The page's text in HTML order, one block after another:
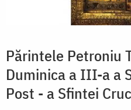
Părintele Petroniu
Duminica a III-a a
Post - a Sfintei